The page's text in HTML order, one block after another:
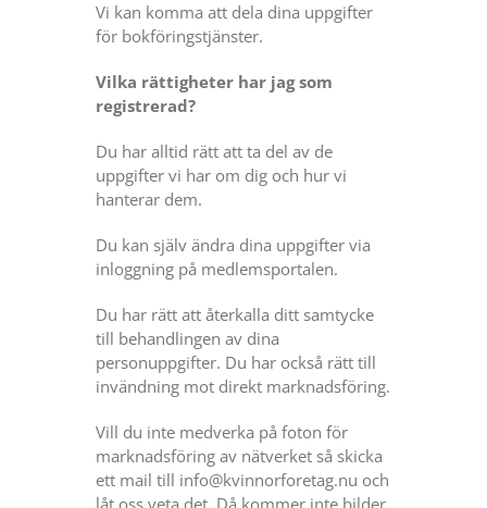
Vi kan komma att dela dina uppgifter
för bokföringstjänster.
Vilka rättigheter har jag som
registrerad?
Du har alltid rätt att ta del av de
uppgifter vi har om dig och hur vi
hanterar dem.
Du kan själv ändra dina uppgifter via
inloggning på medlemsportalen.
Du har rätt att återkalla ditt samtycke
till behandlingen av dina
personuppgifter. Du har också rätt till
invändning mot direkt marknadsföring.
Vill du inte medverka på foton för
marknadsföring av nätverket så skicka
ett mail till info@kvinnorforetag.nu och